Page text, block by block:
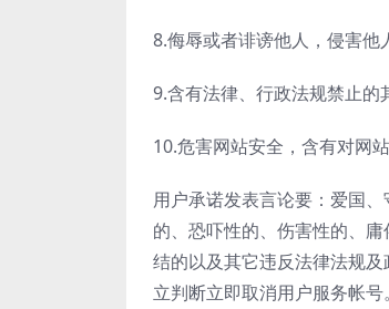
8.侮辱或者诽谤他人，侵害他
9.含有法律、行政法规禁止的
10.危害网站安全，含有对网
用户承诺发表言论要：爱国
的、恐吓性的、伤害性的、
结的以及其它违反法律法规
立判断立即取消用户服务帐